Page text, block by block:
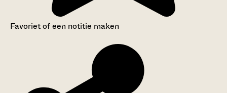
Favoriet of een notitie maken